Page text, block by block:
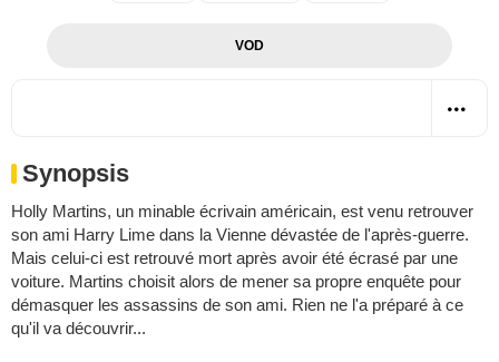
VOD
Synopsis
Holly Martins, un minable écrivain américain, est venu retrouver
son ami Harry Lime dans la Vienne dévastée de l'après-guerre.
Mais celui-ci est retrouvé mort après avoir été écrasé par une
voiture. Martins choisit alors de mener sa propre enquête pour
démasquer les assassins de son ami. Rien ne l'a préparé à ce
qu'il va découvrir...